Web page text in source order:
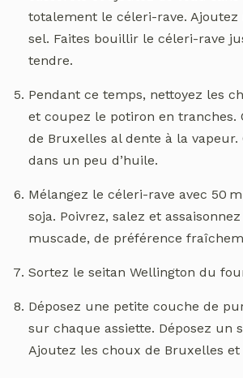
totalement le céleri-rave. Ajoutez
sel. Faites bouillir le céleri-rave
tendre.
Pendant ce temps, nettoyez les
et coupez le potiron en tranches.
de Bruxelles al dente à la
dans un peu d’huile.
Mélangez le céleri-rave avec 50
soja. Poivrez, salez et
muscade, de préférence
Sortez le seitan Wellington du
Déposez une petite couche de
sur chaque assiette. Déposez un
Ajoutez les choux de Bruxelles